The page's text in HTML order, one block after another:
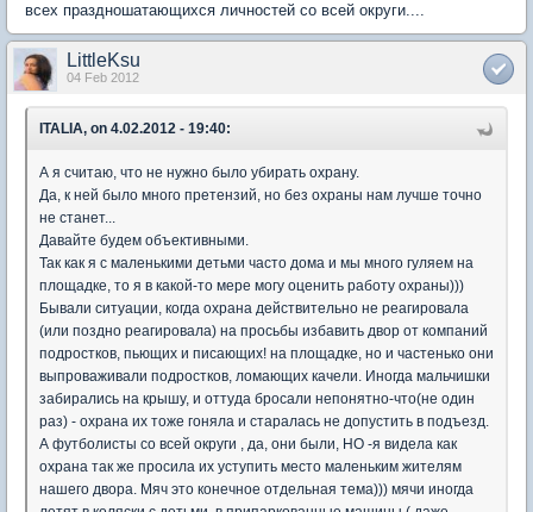
всех праздношатающихся личностей со всей округи....
LittleKsu
04 Feb 2012
ITALIA, on 4.02.2012 - 19:40:
А я считаю, что не нужно было убирать охрану.
Да, к ней было много претензий, но без охраны нам лучше точно
не станет...
Давайте будем объективными.
Так как я с маленькими детьми часто дома и мы много гуляем на
площадке, то я в какой-то мере могу оценить работу охраны)))
Бывали ситуации, когда охрана действительно не реагировала
(или поздно реагировала) на просьбы избавить двор от компаний
подростков, пьющих и писающих! на площадке, но и частенько они
выпроваживали подростков, ломающих качели. Иногда мальчишки
забирались на крышу, и оттуда бросали непонятно-что(не один
раз) - охрана их тоже гоняла и старалась не допустить в подъезд.
А футболисты со всей округи , да, они были, НО -я видела как
охрана так же просила их уступить место маленьким жителям
нашего двора. Мяч это конечное отдельная тема))) мячи иногда